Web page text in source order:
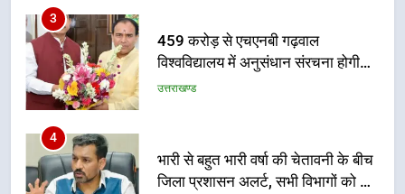
सुदृढ
उत्तराखण्ड
4
अलर्ट पर रहने के निर्देश
उत्तराखण्ड